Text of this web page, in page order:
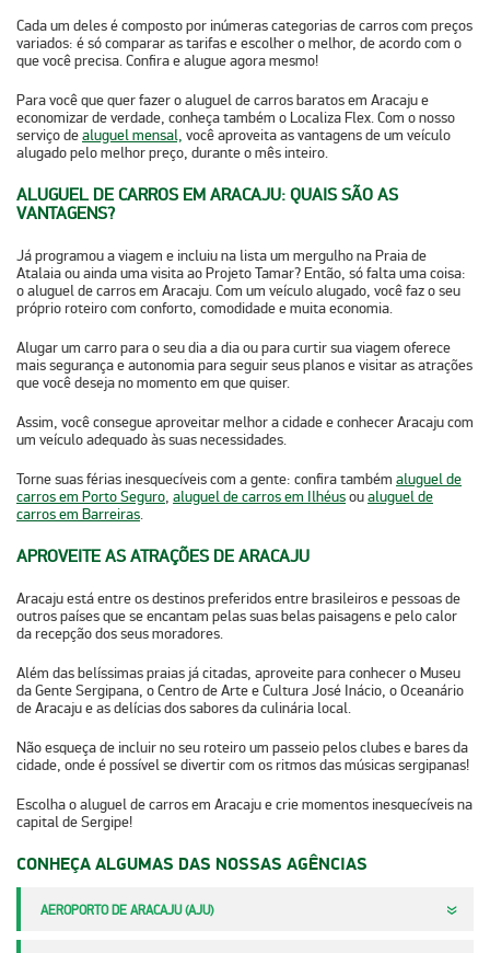
Cada um deles é composto por inúmeras categorias de carros com preços
variados: é só comparar as tarifas e escolher o melhor, de acordo com o
que você precisa. Confira e alugue agora mesmo!
Para você que quer fazer o aluguel de carros baratos em Aracaju e
economizar de verdade, conheça também o Localiza Flex. Com o nosso
serviço dealuguel mensal, você aproveita as vantagens de um veículo
alugado pelo melhor preço, durante o mês inteiro.
ALUGUEL DE CARROS EM ARACAJU: QUAIS SÃO AS
VANTAGENS?
Já programou a viagem e incluiu na lista um mergulho na Praia de
Atalaia ou ainda uma visita ao Projeto Tamar? Então, só falta uma coisa:
o aluguel de carros em Aracaju. Com um veículo alugado, você faz o seu
próprio roteiro com conforto, comodidade e muita economia.
Alugar um carro para o seu dia a dia ou para curtir sua viagem oferece
mais segurança e autonomia para seguir seus planos e visitar as atrações
que você deseja no momento em que quiser.
Assim, você consegue aproveitar melhor a cidade e conhecer Aracaju com
um veículo adequado às suas necessidades.
Torne suas férias inesquecíveis com a gente: confira também aluguel de
carros em Porto Seguro, aluguel de carros em Ilhéusoualuguel de
carros em Barreiras.
APROVEITE AS ATRAÇÕES DE ARACAJU
Aracaju está entre os destinos preferidos entre brasileiros e pessoas de
outros países que se encantam pelas suas belas paisagens e pelo calor
da recepção dos seus moradores.
Além das belíssimas praias já citadas, aproveite para conhecer o Museu
da Gente Sergipana, o Centro de Arte e Cultura José Inácio, o Oceanário
de Aracaju e as delícias dos sabores da culinária local.
Não esqueça de incluir no seu roteiro um passeio pelos clubes e bares da
cidade, onde é possível se divertir com os ritmos das músicas sergipanas!
Escolha o aluguel de carros em Aracaju e crie momentos inesquecíveis na
capital de Sergipe!
CONHEÇA ALGUMAS DAS NOSSAS AGÊNCIAS
AEROPORTO DE ARACAJU (AJU)